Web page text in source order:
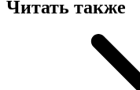
Читать также